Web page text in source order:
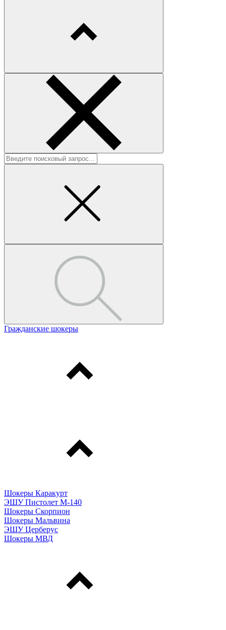
Гражданские шокеры
Шокеры Каракурт
ЭШУ Пистолет М-140
Шокеры Скорпион
Шокеры Мальвина
ЭШУ Церберус
Шокеры МВД